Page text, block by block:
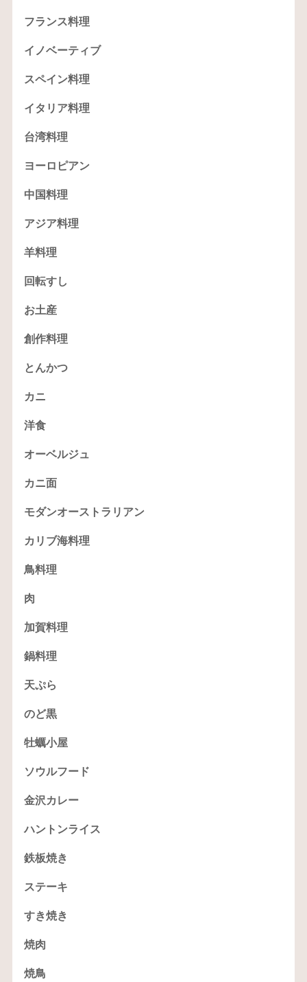
フランス料理
イノベーティブ
スペイン料理
イタリア料理
台湾料理
ヨーロピアン
中国料理
アジア料理
羊料理
回転すし
お土産
創作料理
とんかつ
カニ
洋食
オーベルジュ
カニ面
モダンオーストラリアン
カリブ海料理
鳥料理
肉
加賀料理
鍋料理
天ぷら
のど黒
牡蠣小屋
ソウルフード
金沢カレー
ハントンライス
鉄板焼き
ステーキ
すき焼き
焼肉
焼鳥